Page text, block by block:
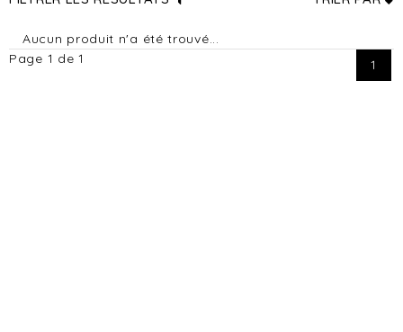
Aucun produit n'a été trouvé...
Page 1 de 1
1